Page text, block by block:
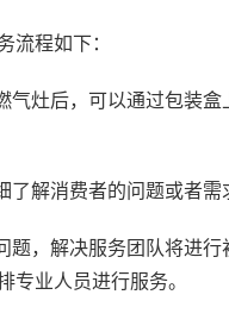
程如下：
灶后，可以通过包装盒
解消费者的问题或者需
，解决服务团队将进行
专业人员进行服务。